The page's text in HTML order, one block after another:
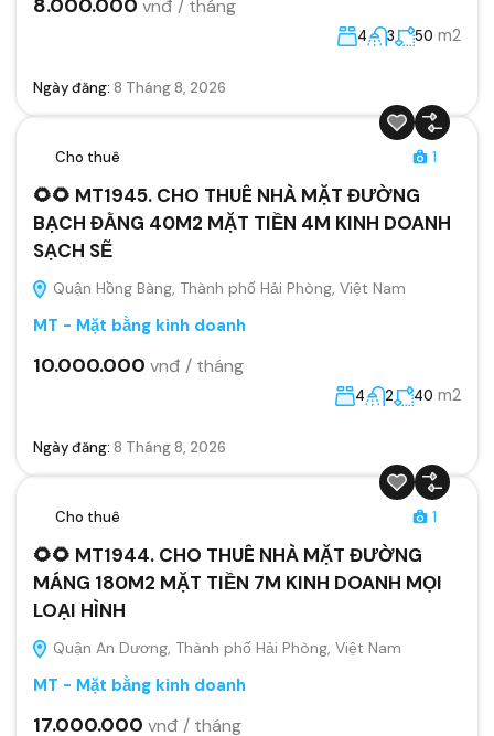
8.000.000 vnđ / tháng
4 3 50 m2
Ngày đăng: 8 Tháng 8, 2026
Cho thuê 1
🌻🌻 MT1945. CHO THUÊ NHÀ MẶT ĐƯỜNG
BẠCH ĐẰNG 40M2 MẶT TIỀN 4M KINH DOANH
SẠCH SẼ
Quận Hồng Bàng, Thành phố Hải Phòng, Việt Nam
MT - Mặt bằng kinh doanh
10.000.000 vnđ / tháng
4 2 40 m2
Ngày đăng: 8 Tháng 8, 2026
Cho thuê 1
🌻🌻 MT1944. CHO THUÊ NHÀ MẶT ĐƯỜNG
MÁNG 180M2 MẶT TIỀN 7M KINH DOANH MỌI
LOẠI HÌNH
Quận An Dương, Thành phố Hải Phòng, Việt Nam
MT - Mặt bằng kinh doanh
17.000.000 vnđ / tháng